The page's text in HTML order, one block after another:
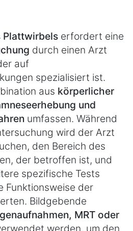
Plattwirbels erfordert eine
durch einen Arzt
auf
spezialisiert ist.
aus körperlicher
und
umfassen. Während
wird der Arzt
den Bereich des
der betroffen ist, und
spezifische Tests
Funktionsweise der
Bildgebende
MRT oder
werden, um den